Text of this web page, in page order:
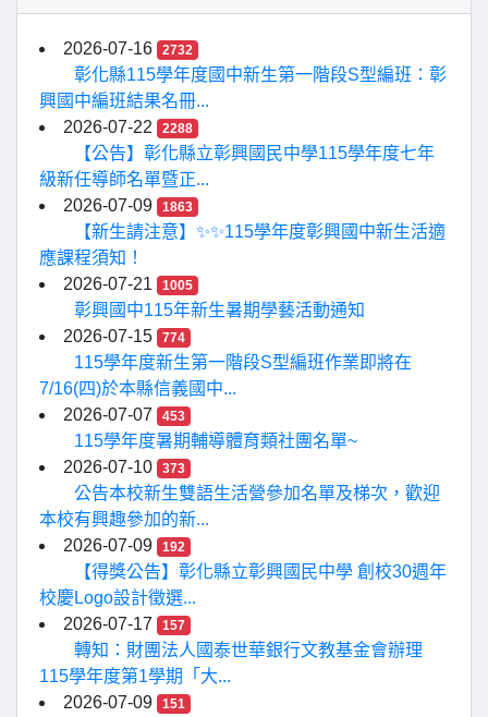
2026-07-16 2732
彰化縣115學年度國中新生第一階段S型編班：彰
興國中編班結果名冊...
2026-07-22
2288
【公告】彰化縣立彰興國民中學115學年度七年
級新任導師名單暨正...
2026-07-09
1863
【新生請注意】✨✨115學年度彰興國中新生活適
應課程須知！
2026-07-21
1005
彰興國中115年新生暑期學藝活動通知
2026-07-15
774
115學年度新生第一階段S型編班作業即將在
7/16(四)於本縣信義國中...
2026-07-07
453
115學年度暑期輔導體育類社團名單~
2026-07-10
373
公告本校新生雙語生活營參加名單及梯次，歡迎
本校有興趣參加的新...
2026-07-09
192
【得獎公告】彰化縣立彰興國民中學 創校30週年
校慶Logo設計徵選...
2026-07-17
157
轉知：財團法人國泰世華銀行文教基金會辦理
115學年度第1學期「大...
2026-07-09
151